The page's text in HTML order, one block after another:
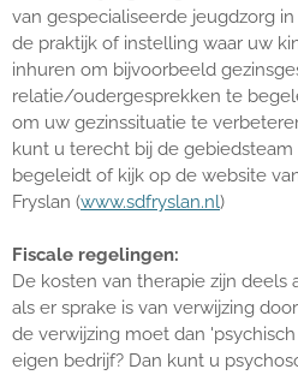
van gespecialiseerde jeugdzorg
de praktijk of instelling waar uw
inhuren om bijvoorbeeld
relatie/oudergesprekken te
om uw gezinssituatie te
kunt u terecht bij de
begeleidt of kijk op de website
Fryslan (www.sdfryslan.nl
Fiscale regelingen:
De kosten van therapie zijn deels
als er sprake is van verwijzing
de verwijzing moet dan
eigen bedrijf? Dan kunt u